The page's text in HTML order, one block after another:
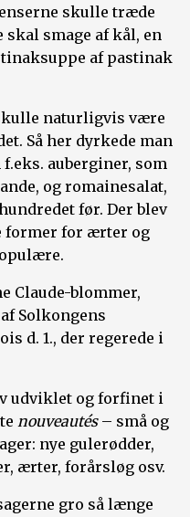
skulle træde
skal smage af kål, en
af pastinak
naturligvis være
Så her dyrkede man
auberginer, som
og romainesalat,
før. Der blev
former for ærter og
Claude-blommer,
Solkongens
d. 1., der regerede i
udviklet og forfinet i
nouveautés– små og
nye gulerødder,
ærter, forårsløg osv.
gro så længe